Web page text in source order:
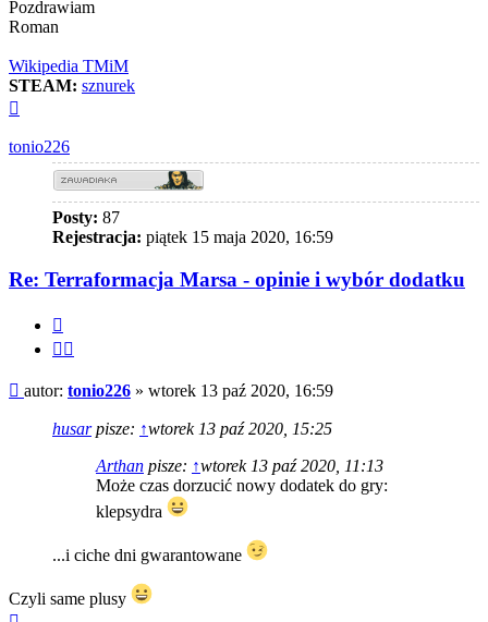
Pozdrawiam
Roman
Wikipedia TMiM
STEAM: sznurek
tonio226
Posty: 87
Rejestracja: piątek 15 maja 2020, 16:59
Re: Terraformacja Marsa - opinie i wybór dodatku
Post
autor: tonio226 » wtorek 13 paź 2020, 16:59
husarpisze: ↑wtorek 13 paź 2020, 15:25
Arthan pisze: ↑wtorek 13 paź 2020, 11:13
Może czas dorzucić nowy dodatek do gry:
klepsydra
...i ciche dni gwarantowane
Czyli same plusy